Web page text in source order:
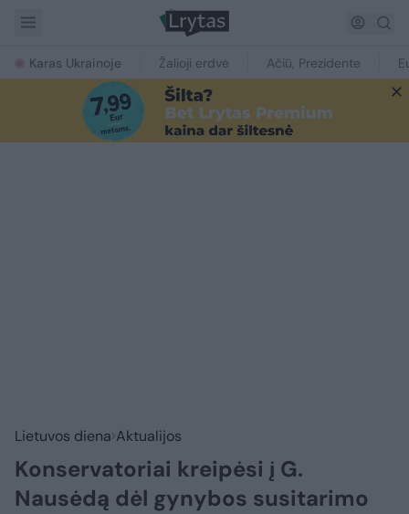
Karas Ukrainoje Žalioji erdvė Ačiū, Prezidente
Lietuvos diena Aktualijos
Konservatoriai kreipėsi į G.
Nausėdą dėl gynybos susitarimo